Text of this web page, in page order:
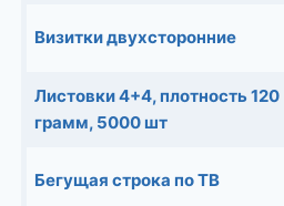
Визитки двухсторонние
Листовки 4+4, плотность 120
грамм, 5000 шт
Бегущая строка по ТВ